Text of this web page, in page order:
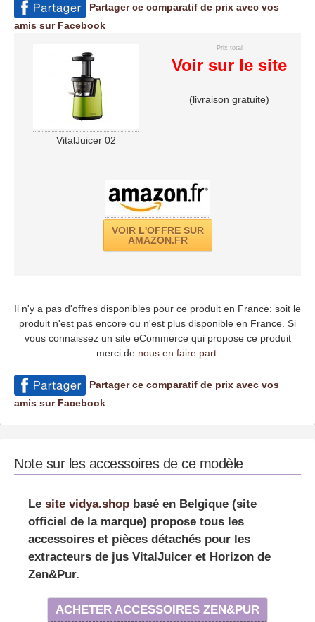
Partager ce comparatif de prix avec vos
amis sur Facebook
VitalJuicer 02
Prix total
Voir sur le site
(livraison gratuite)
VOIR L'OFFRE SUR
AMAZON.FR
Il n'y a pas d'offres disponibles pour ce produit en France: soit le
produit n'est pas encore ou n'est plus disponible en France. Si
vous connaissez un site eCommerce qui propose ce produit
merci de nous en faire part.
Partager ce comparatif de prix avec vos
amis sur Facebook
Note sur les accessoires de ce modèle
Le site vidya.shop basé en Belgique (site
officiel de la marque) propose tous les
accessoires et pièces détachés pour les
extracteurs de jus VitalJuicer et Horizon de
Zen&Pur.
ACHETER ACCESSOIRES ZEN&PUR